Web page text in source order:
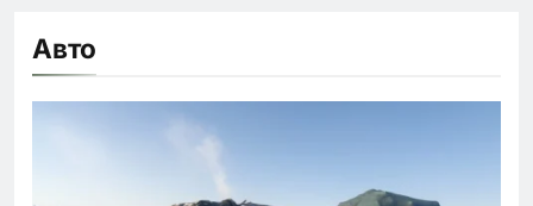
Авто